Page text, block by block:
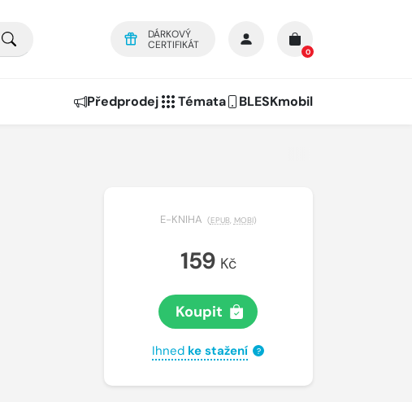
DÁRKOVÝ
CERTIFIKÁT
0
Předprodej Témata BLESKmobil
E-KNIHA (EPUB, MOBI)
159 Kč
Koupit
Ihned ke stažení ?